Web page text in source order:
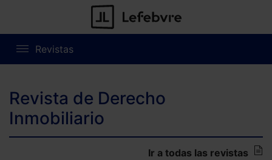
Revistas
Revista de Derecho
Inmobiliario
Ir a todas las revistas